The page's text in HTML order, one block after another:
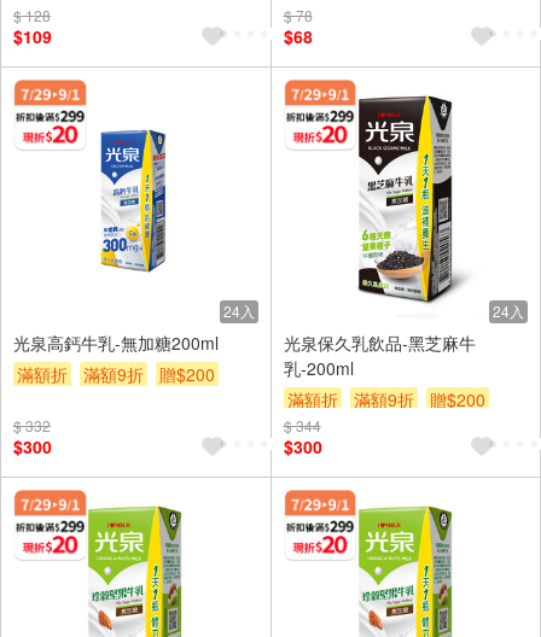
$ 128
$109
$ 78
$68
24入
光泉高鈣牛乳-無加糖200ml
滿額折
滿額9折 贈$200
$ 332
$300
24入
光泉保久乳飲品-黑芝麻牛
乳-200ml
滿額折
滿額9折 贈$200
$ 344
$300